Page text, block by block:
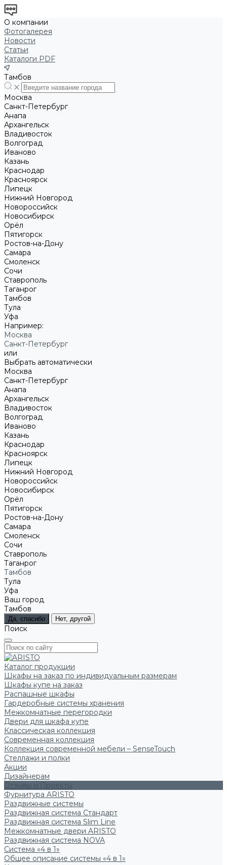
О компании
Фотогалерея
Новости
Статьи
Каталоги PDF
Тамбов
Москва
Санкт-Петербург
Анапа
Архангельск
Владивосток
Волгоград
Иваново
Казань
Краснодар
Красноярск
Липецк
Нижний Новгород
Новороссийск
Новосибирск
Орёл
Пятигорск
Ростов-на-Дону
Самара
Смоленск
Сочи
Ставрополь
Таганрог
Тамбов
Тула
Уфа
Например:
Москва
Санкт-Петербург
или
Выбрать автоматически
Москва
Санкт-Петербург
Анапа
Архангельск
Владивосток
Волгоград
Иваново
Казань
Краснодар
Красноярск
Липецк
Нижний Новгород
Новороссийск
Новосибирск
Орёл
Пятигорск
Ростов-на-Дону
Самара
Смоленск
Сочи
Ставрополь
Таганрог
Тамбов
Тула
Уфа
Ваш город
Тамбов
Да, спасибо Нет, другой
Поиск
Каталог продукции
Шкафы на заказ по индивидуальным размерам
Шкафы купе на заказ
Распашные шкафы
Гардеробные системы хранения
Межкомнатные перегородки
Двери для шкафа купе
Классическая коллекция
Современная коллекция
Коллекция современной мебели – SenseTouch
Стеллажи и полки
Акции
Дизайнерам
Отзывы и Проекты
Фурнитура ARISTO
Раздвижные системы
Раздвижная система Стандарт
Раздвижная система Slim Line
Межкомнатные двери ARISTO
Раздвижная система NOVA
Система «4 в 1»
Общее описание системы «4 в 1»